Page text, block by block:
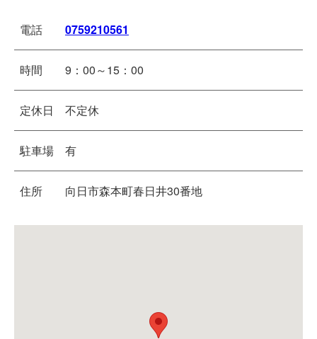
電話 0759210561
時間 9：00～15：00
定休日 不定休
駐車場 有
住所 向日市森本町春日井30番地